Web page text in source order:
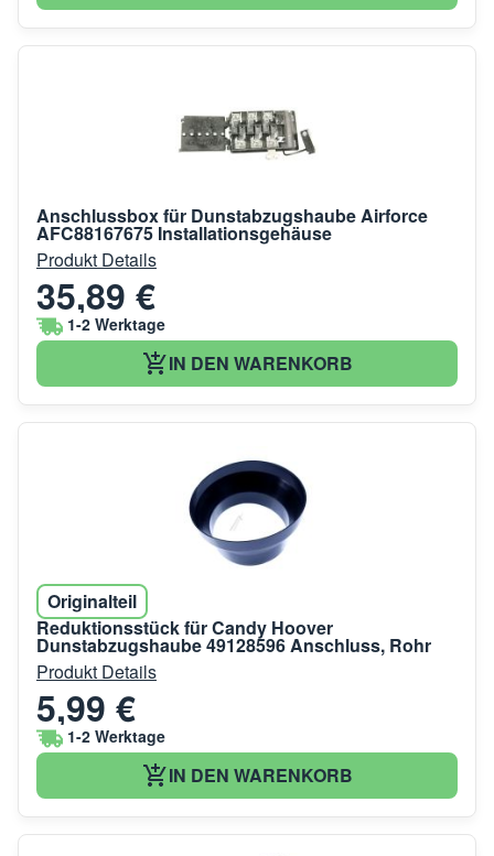
Anschlussbox für Dunstabzugshaube Airforce
AFC88167675 Installationsgehäuse
Produkt Details
35,89 €
1-2 Werktage
IN DEN WARENKORB
Originalteil
Reduktionsstück für Candy Hoover
Dunstabzugshaube 49128596 Anschluss, Rohr
Produkt Details
5,99 €
1-2 Werktage
IN DEN WARENKORB